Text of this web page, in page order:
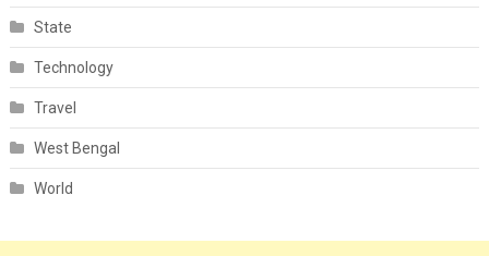
State
Technology
Travel
West Bengal
World